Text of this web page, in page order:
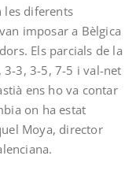
les diferents
imposar a Bèlgica
Els parcials de la
3-3, 3-5, 7-5 i val-net
ens ho va contar
on ha estat
Moya, director